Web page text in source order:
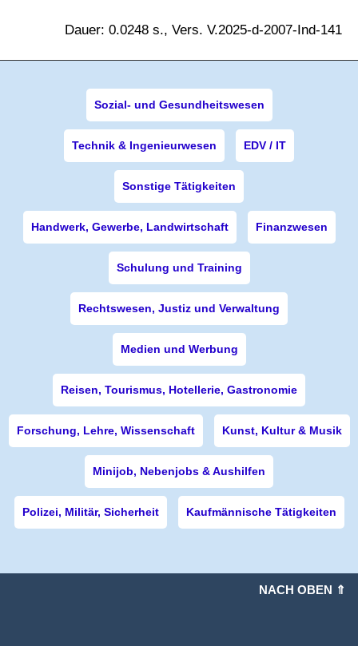
Dauer: 0.0248 s., Vers. V.2025-d-2007-Ind-141
Sozial- und Gesundheitswesen
Technik & Ingenieurwesen EDV / IT
Sonstige Tätigkeiten
Handwerk, Gewerbe, Landwirtschaft Finanzwesen
Schulung und Training
Rechtswesen, Justiz und Verwaltung
Medien und Werbung
Reisen, Tourismus, Hotellerie, Gastronomie
Forschung, Lehre, Wissenschaft Kunst, Kultur & Musik
Minijob, Nebenjobs & Aushilfen
Polizei, Militär, Sicherheit Kaufmännische Tätigkeiten
NACH OBEN ⇑